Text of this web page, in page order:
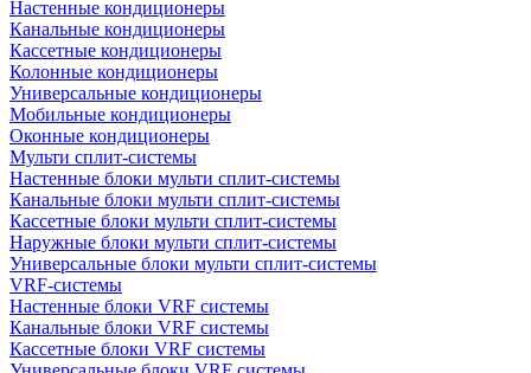
Настенные кондиционеры
Канальные кондиционеры
Кассетные кондиционеры
Колонные кондиционеры
Универсальные кондиционеры
Мобильные кондиционеры
Оконные кондиционеры
Мульти сплит-системы
Настенные блоки мульти сплит-системы
Канальные блоки мульти сплит-системы
Кассетные блоки мульти сплит-системы
Наружные блоки мульти сплит-системы
Универсальные блоки мульти сплит-системы
VRF-системы
Настенные блоки VRF системы
Канальные блоки VRF системы
Кассетные блоки VRF системы